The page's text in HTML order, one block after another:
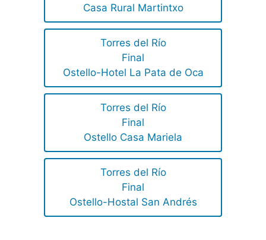
Casa Rural Martintxo
Torres del Río
Final
Ostello-Hotel La Pata de Oca
Torres del Río
Final
Ostello Casa Mariela
Torres del Río
Final
Ostello-Hostal San Andrés